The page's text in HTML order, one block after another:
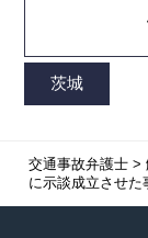
交通事故弁護士>
に示談成立させた